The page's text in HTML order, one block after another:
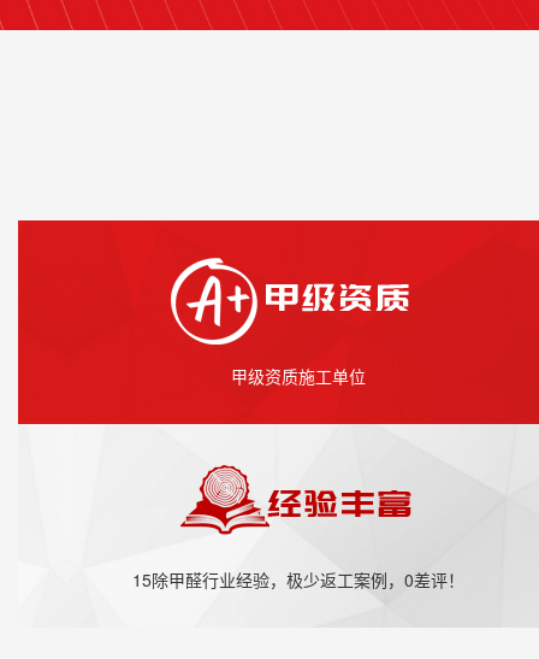
甲级资质施工单位
15除甲醛行业经验，极少返工案例，0差评！